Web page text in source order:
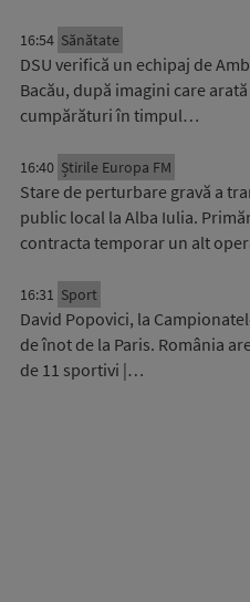
16:54 Sănătate
DSU verifică un echipaj de
Bacău, după imagini care
cumpărături în timpul…
16:40 Știrile Europa FM
Stare de perturbare gravă a
public local la Alba Iulia.
contracta temporar un alt
16:31 Sport
David Popovici, la
de înot de la Paris. România
de 11 sportivi |…